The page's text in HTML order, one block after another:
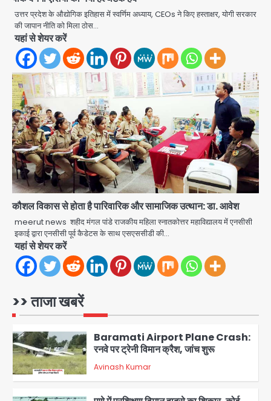
उत्तर प्रदेश के औद्योगिक इतिहास में स्वर्णिम अध्याय, CEOs ने किए हस्ताक्षर, योगी सरकार
की जापान नीति को मिला ठोस…
यहां से शेयर करें
कौशल विकास से होता है पारिवारिक और सामाजिक उत्थान: डा. आवेश
meerut news शहीद मंगल पांडे राजकीय महिला स्नातकोत्तर महाविद्यालय में एनसीसी
इकाई द्वारा एनसीसी पूर्व कैडेटस के साथ एसएससीडी की…
यहां से शेयर करें
>> ताजा खबरें
2
Baramati Airport Plane Crash:
रनवे पर ट्रेनी विमान क्रैश, जांच शुरू
Avinash Kumar
3
पुणे में प्रशिक्षण विमान हादसे का शिकार, कोई
हताहत नहीं
Team JHJ
4
Greater Noida Gas
Connection Fraud: बुजुर्ग से वीडियो
कॉल पर 9.77 लाख की साइबर फ्रॉड
Avinash Kumar
5
Taylor Swift: ट्रंप कैंपेन-व्हाइट हाउस
पोस्ट से हटाए गए गाने, जानें पूरा विवाद
Avinash Kumar
1
Air India Phuket Delhi flight:
2
Baramati Airport Plane Crash:
रनवे पर ट्रेनी विमान क्रैश, जांच शुरू
Avinash Kumar